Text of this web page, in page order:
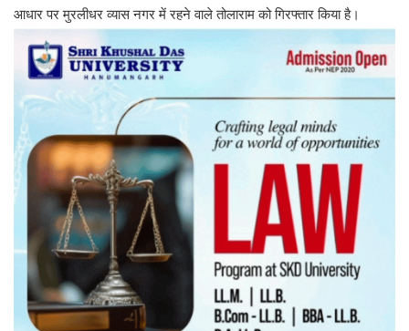
आधार पर मुरलीधर व्यास नगर में रहने वाले तोलाराम को गिरफ्तार किया है।